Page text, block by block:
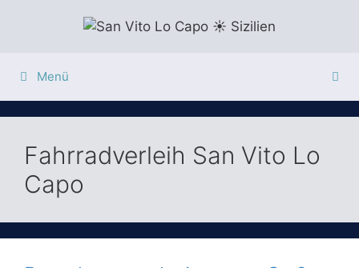
Menü
Fahrradverleih San Vito Lo
Capo